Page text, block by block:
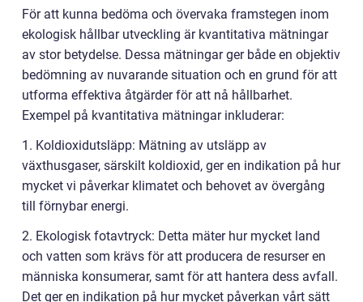
För att kunna bedöma och övervaka framstegen inom
ekologisk hållbar utveckling är kvantitativa mätningar
av stor betydelse. Dessa mätningar ger både en objektiv
bedömning av nuvarande situation och en grund för att
utforma effektiva åtgärder för att nå hållbarhet.
Exempel på kvantitativa mätningar inkluderar:
1. Koldioxidutsläpp: Mätning av utsläpp av
växthusgaser, särskilt koldioxid, ger en indikation på hur
mycket vi påverkar klimatet och behovet av övergång
till förnybar energi.
2. Ekologisk fotavtryck: Detta mäter hur mycket land
och vatten som krävs för att producera de resurser en
människa konsumerar, samt för att hantera dess avfall.
Det ger en indikation på hur mycket påverkan vårt sätt